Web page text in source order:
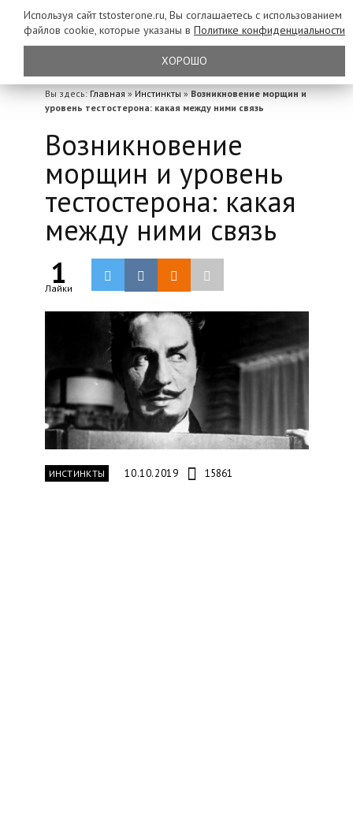
Вы здесь: Главная » Инстинкты » Возникновение морщин и
уровень тестостерона: какая между ними связь
Возникновение
морщин и уровень
тестостерона: какая
между ними связь
1
Лайки
ИНСТИНКТЫ 10.10.2019 15861
Используя сайт tstosterone.ru, Вы соглашаетесь с использованием
файлов cookie, которые указаны в Политике конфиденциальности
ХОРОШО